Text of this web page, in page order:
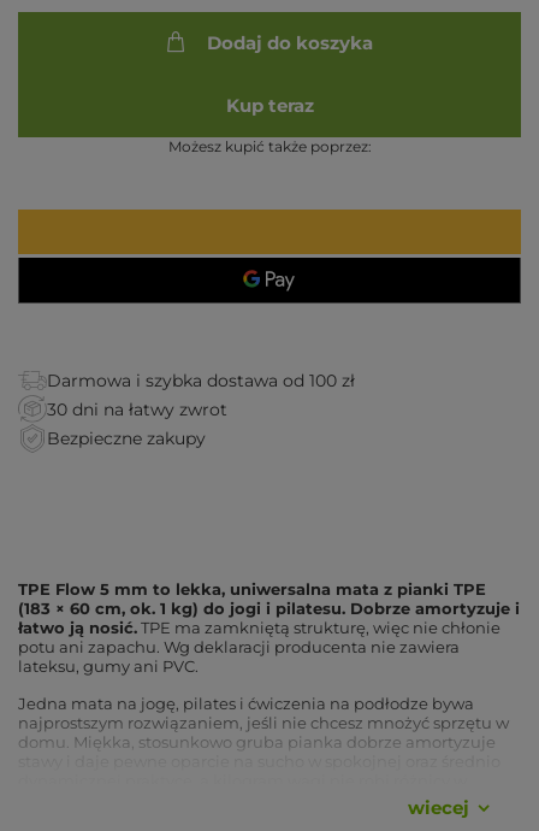
Dodaj do koszyka
Kup teraz
Możesz kupić także poprzez:
Darmowa i szybka dostawa od 100 zł
30 dni na łatwy zwrot
Bezpieczne zakupy
TPE Flow 5 mm to lekka, uniwersalna mata z pianki TPE
(183 × 60 cm, ok. 1 kg) do jogi i pilatesu. Dobrze amortyzuje i
łatwo ją nosić.TPE ma zamkniętą strukturę, więc nie chłonie
potu ani zapachu. Wg deklaracji producenta nie zawiera
lateksu, gumy ani PVC.
Jedna mata na jogę, pilates i ćwiczenia na podłodze bywa
najprostszym rozwiązaniem, jeśli nie chcesz mnożyć sprzętu w
domu. Miękka, stosunkowo gruba pianka dobrze amortyzuje
plecaku. Przy intensywnym poceniu powierzchnia TPE traci
Napisz nam,
wiecej